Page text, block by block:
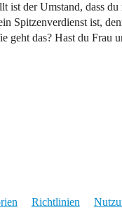
ist der Umstand, dass
Spitzenverdienst ist,
geht das? Hast du Frau
Richtlinien